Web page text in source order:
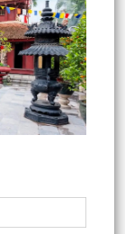
Chủ tịch
kỳ 2026 -
Chủ tịch Hội
2026 - 2031
tham gia